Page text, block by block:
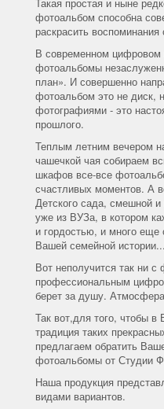
фотоальбом способна
раскрасить
В современном цифровом
фотоальбомы
план». И совершенно
фотоальбом это не диск,
фотографиями - это
прошлого.
Теплым летним вечером
чашечкой чая собираем
шкафов все-все
счастливых моментов. А
Детского сада, смешной
уже из ВУЗа, в котором
и гордостью, и много
Вашей семейной истории...
Вот неполучится так ни
профессиональным
берет за душу.
Так вот,для того, чтобы
традиция таких
предлагаем обратить
фотоальбомы от Студии
Наша продукция
видами вариантов.